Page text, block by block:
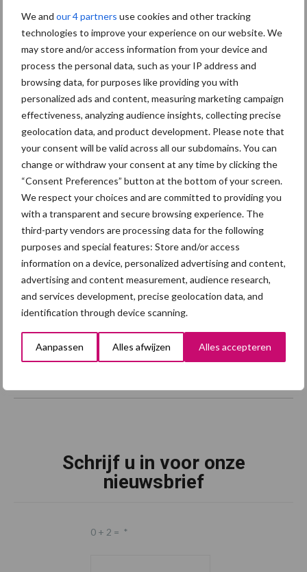
We and our 4 partners use cookies and other tracking
technologies to improve your experience on our website. We
may store and/or access information from your device and
process the personal data, such as your IP address and
browsing data, for purposes like providing you with
personalized ads and content, measuring marketing campaign
effectiveness, analyzing audience insights, collecting precise
geolocation data, and product development. Please note that
your consent will be valid across all our subdomains. You can
change or withdraw your consent at any time by clicking the
“Consent Preferences” button at the bottom of your screen.
We respect your choices and are committed to providing you
with a transparent and secure browsing experience. The
third-party vendors are processing data for the following
purposes and special features: Store and/or access
information on a device, personalized advertising and content,
advertising and content measurement, audience research,
and services development, precise geolocation data, and
identification through device scanning.
Aanpassen Alles afwijzen Alles accepteren
Footer Onze brandpartners
Schrijf u in voor onze
nieuwsbrief
0 + 2 = *